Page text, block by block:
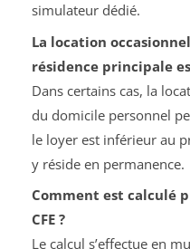
simulateur dédié.
La location
résidence principale
Dans certains cas, la
du domicile personnel
le loyer est inférieur au
y réside en permanence.
Comment est calculé
CFE ?
Le calcul s’effectue en